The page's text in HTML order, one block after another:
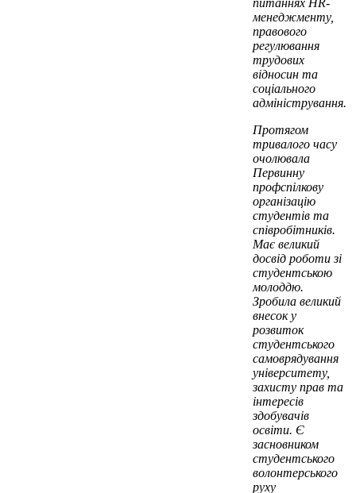
питаннях HR-
менеджменту,
правового
регулювання
трудових
відносин та
соціального
адміністрування.
Протягом
тривалого часу
очолювала
Первинну
профспілкову
організацію
студентів та
співробітників.
Має великий
досвід роботи зі
студентською
молоддю.
Зробила великий
внесок у
розвиток
студентського
самоврядування
університету,
захисту прав та
інтересів
здобувачів
освіти. Є
засновником
студентського
волонтерського
руху